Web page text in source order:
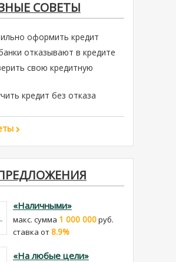
СОВЕТЫ
оформить кредит
отказывают в кредите
свою кредитную
кредит без отказа
«Наличными»
макс. сумма 1 000 000руб.
cтавка от8.9%
«На любые цели»